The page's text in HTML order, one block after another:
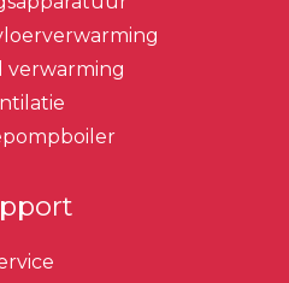
verwarming